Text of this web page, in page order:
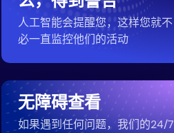
人工智能会提醒您，这样您就不
必一直监控他们的活动
无障碍查看
如果遇到任何问题，我们的24/7